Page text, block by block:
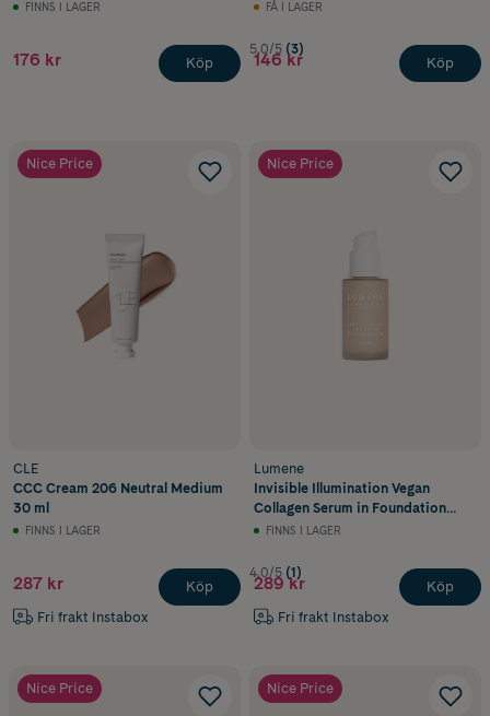
FINNS I LAGER
176 kr Köp
FÅ I LAGER
5.0/5 (3)
146 kr Köp
Nice Price
CLE
CCC Cream 206 Neutral Medium
30 ml
FINNS I LAGER
287 kr
Fri frakt Instabox
Köp
Nice Price
Lumene
Invisible Illumination Vegan
Collagen Serum in Foundation
SPF30 Nr 0.5 - 30 ml
FINNS I LAGER
4.0/5 (1)
289 kr
Fri frakt Instabox
Köp
Nice Price Nice Price